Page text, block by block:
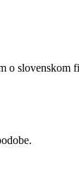
o slovenskom